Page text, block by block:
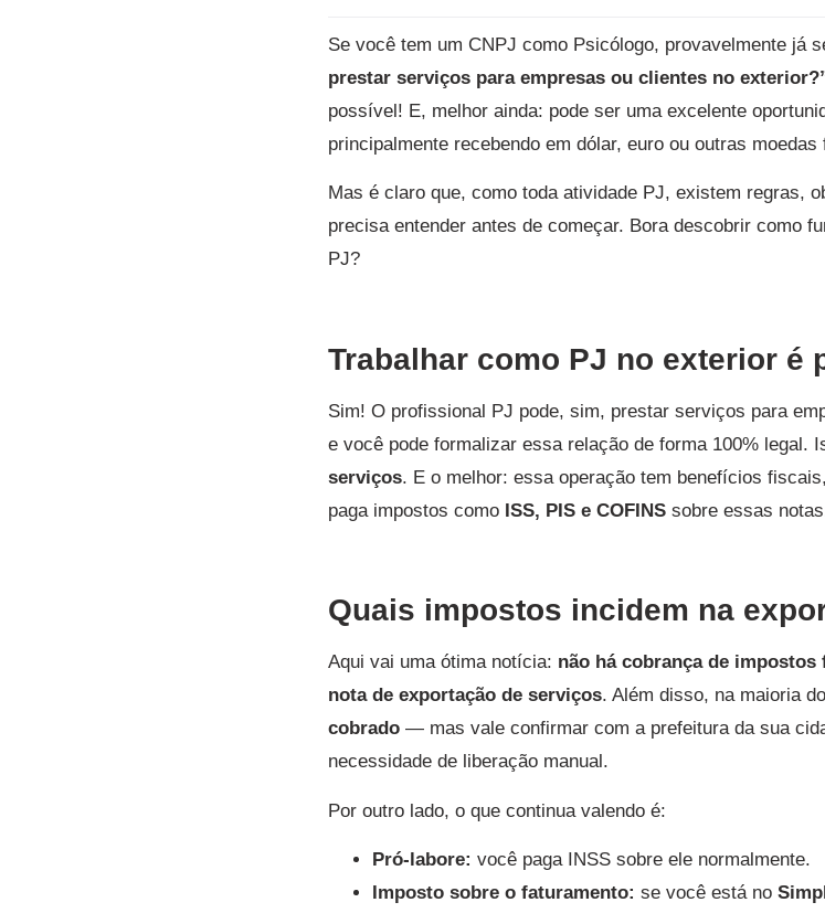
Se você tem um CNPJ como Psicólogo, provavelmente já
prestar serviços para empresas ou clientes no
possível! E, melhor ainda: pode ser uma excelente
principalmente recebendo em dólar, euro ou outras moedas
Mas é claro que, como toda atividade PJ, existem regras,
precisa entender antes de começar. Bora descobrir como
PJ?
Trabalhar como PJ no exterior é
Sim! O profissional PJ pode, sim, prestar serviços para
e você pode formalizar essa relação de forma 100% legal.
serviços. E o melhor: essa operação tem benefícios
paga impostos como ISS, PIS e COFINS sobre essas
Quais impostos incidem na
Aqui vai uma ótima notícia: não há cobrança de impostos
nota de exportação de serviços. Além disso, na maioria
cobrado — mas vale confirmar com a prefeitura da sua
necessidade de liberação manual.
Por outro lado, o que continua valendo é:
Pró-labore: você paga INSS sobre ele normalmente.
Imposto sobre o faturamento: se você está no